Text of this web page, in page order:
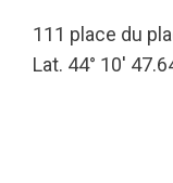
111 place du
Lat. 44° 10′